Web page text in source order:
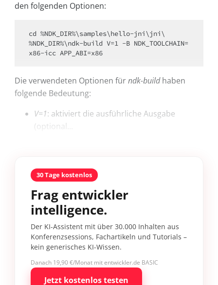
den folgenden Optionen:
cd %NDK_DIR%\samples\hello-jni\jni\
%NDK_DIR%\ndk-build V=1 -B NDK_TOOLCHAIN=
x86-icc APP_ABI=x86
Die verwendeten Optionen fürndk-buildhaben
folgende Bedeutung:
V=1: aktiviert die ausführliche Ausgabe
(optional...
30 Tage kostenlos
Frag entwickler
intelligence.
Der KI-Assistent mit über 30.000 Inhalten aus
Konferenzsessions, Fachartikeln und Tutorials –
kein generisches KI-Wissen.
Danach 19,90 €/Monat mit entwickler.de BASIC
Jetzt kostenlos testen